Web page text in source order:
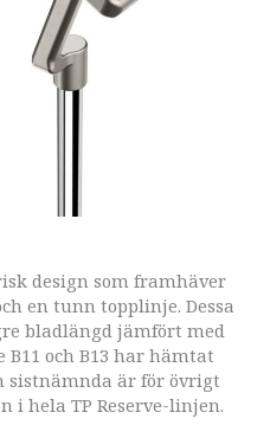
design som framhäver
en tunn topplinje. Dessa
bladlängd jämfört med
B11 och B13 har hämtat
sistnämnda är för övrigt
i hela TP Reserve-linjen.